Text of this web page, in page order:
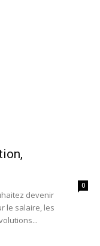
0
le salaire, les